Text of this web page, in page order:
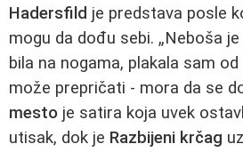
Hadersfild je predstava posle
mogu da dođu sebi. „Neboša
bila na nogama, plakala sam
može prepričati - mora da se
mesto je satira koja uvek
utisak, dok je Razbijeni krčag